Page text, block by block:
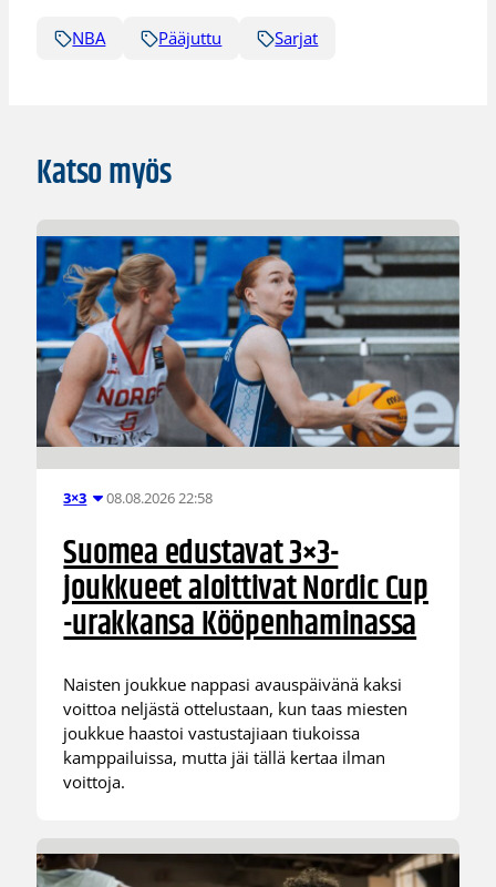
NBA Pääjuttu Sarjat
Katso myös
3×3 08.08.2026 22:58
Suomea edustavat 3×3-
joukkueet aloittivat Nordic Cup
-urakkansa Kööpenhaminassa
Naisten joukkue nappasi avauspäivänä kaksi
voittoa neljästä ottelustaan, kun taas miesten
joukkue haastoi vastustajiaan tiukoissa
kamppailuissa, mutta jäi tällä kertaa ilman
voittoja.